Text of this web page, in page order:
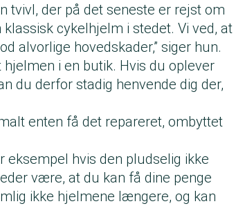
tvivl, der på det seneste er rejst om
cykelhjelm i stedet. Vi ved, at
alvorlige hovedskader,” siger hun.
i en butik. Hvis du oplever
du derfor stadig henvende dig der,
enten få det repareret, ombyttet
hvis den pludselig ikke
være, at du kan få dine penge
ikke hjelmene længere, og kan